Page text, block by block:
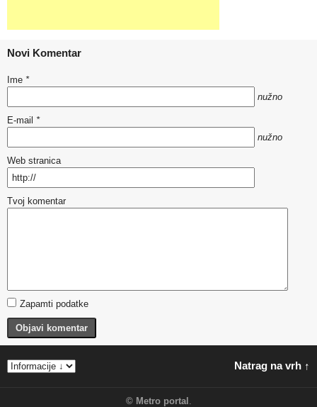
Novi Komentar
Ime *
nužno
E-mail *
nužno
Web stranica
Tvoj komentar
Zapamti podatke
Objavi komentar
Natrag na vrh ↑
© Metro portal .